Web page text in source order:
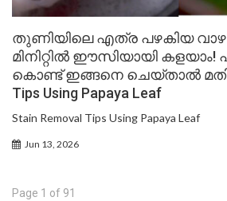
തുണിയിലെ എത്ര പഴകിയ
മിനിറ്റിൽ ഈസിയായി കളയാം!
കൊണ്ട് ഇങ്ങനെ ചെയ്താൽ മതി !!
Tips Using Papaya Leaf
Stain Removal Tips Using Papaya Leaf
Jun 13, 2026
Page 1 of 91